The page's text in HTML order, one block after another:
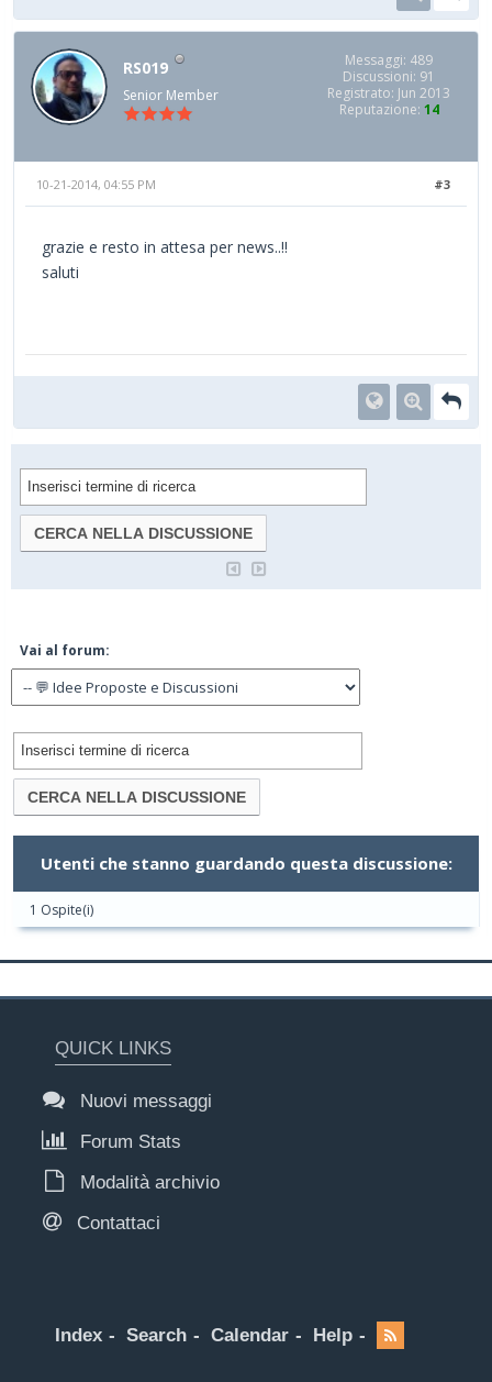
RS019
Senior Member
Messaggi: 489
Discussioni: 91
Registrato: Jun 2013
Reputazione: 14
#3
10-21-2014, 04:55 PM
grazie e resto in attesa per news..!!
saluti
Vai al forum:
Utenti che stanno guardando questa discussione:
1 Ospite(i)
QUICK LINKS
Nuovi messaggi
Forum Stats
Modalità archivio
Contattaci
Index Search Calendar Help